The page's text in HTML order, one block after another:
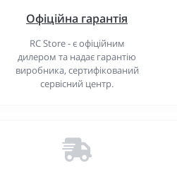
Офіційна гарантія
RC Store - є офіційним
дилером та надає гарантію
виробника, сертифікований
сервісний центр.